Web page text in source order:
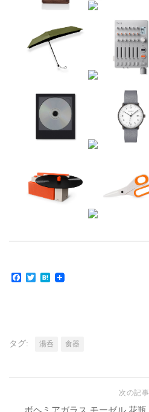
Facebook
TwitterHatena
タグ: 湯呑 食器
次の記事